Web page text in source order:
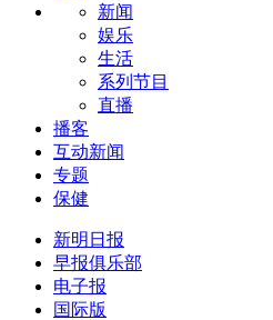
新闻
娱乐
生活
系列节目
直播
播客
互动新闻
专题
保健
新明日报
早报俱乐部
电子报
国际版